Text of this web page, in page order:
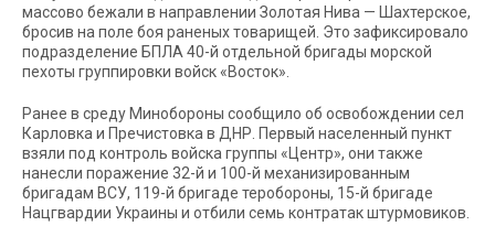
массово бежали в направлении Золотая Нива — Шахтерское,
бросив на поле боя раненых товарищей. Это зафиксировало
подразделение БПЛА 40-й отдельной бригады морской
пехоты группировки войск «Восток».
Ранее в среду Минобороны сообщило об освобождении сел
Карловка и Пречистовка в ДНР. Первый населенный пункт
взяли под контроль войска группы «Центр», они также
нанесли поражение 32-й и 100-й механизированным
бригадам ВСУ, 119-й бригаде теробороны, 15-й бригаде
Нацгвардии Украины и отбили семь контратак штурмовиков.